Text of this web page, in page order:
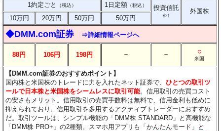
1約定ごと （税込） 1日定額 （税込） 投資信託
※1
外国株
10万円
20万円 50万円 50万円
◆DMM.com証券 ⇒詳細情報ページへ
88円 106円 198円 － － ○
米国
【DMM.com証券のおすすめポイント】
国内株と米国株のトレードに力を入れたネット証券で、ひとつの取引ツ
ールで日本株と米国株をシームレスに取引可能。信用取引の売買コスト
の安さもメリット。信用取引の売買手数料は無料で、信用金利も低めに
抑えられており、信用取引を多用するアクティブトレーダーにおすすめ
だ。取引ツールは、シンプル機能の「DMM株 STANDARD」と高機能な
「DMM株 PRO+」の2種類。スマホ用アプリも「かんたんモード」と